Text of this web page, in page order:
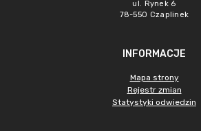
ul. Rynek 6
78-550 Czaplinek
INFORMACJE
Mapa strony
Rejestr zmian
Statystyki odwiedzin